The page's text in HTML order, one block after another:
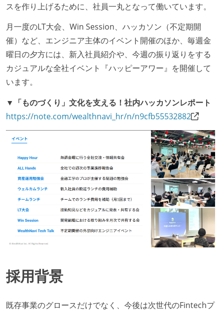
スを作り上げるために、社員一丸となって働いています。
月一度のLT大会、Win Session、ハッカソン（不定期開
催）など、エンジニア主体のイベント開催のほか、毎週金
曜日の夕方には、新入社員紹介や、今週の振り返りをする
カジュアルな全社イベント『ハッピーアワー』を開催して
います。
▼「ものづくり」文化を支える！社内ハッカソンレポート
https://note.com/wealthnavi_hr/n/n9cfb55532882
採用背景
既存事業のグロースだけでなく、今後は次世代のFintechプ